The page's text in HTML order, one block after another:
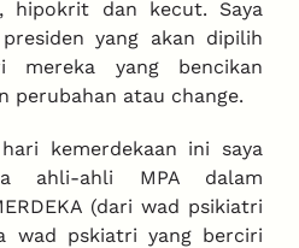
hipokrit dan kecut. Saya
yang akan dipilih
mereka yang bencikan
perubahan atau change.
kemerdekaan ini saya
ahli-ahli MPA dalam
(dari wad psikiatri
wad pskiatri yang berciri